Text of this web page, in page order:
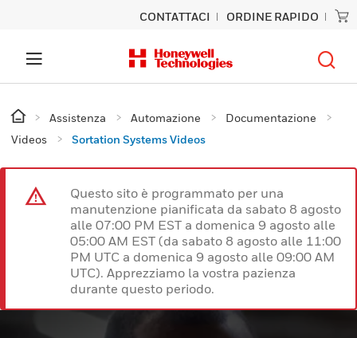
CONTATTACI ORDINE RAPIDO
Assistenza Automazione
Documentazione
Videos
Sortation Systems Videos
Questo sito è programmato per una
manutenzione pianificata da sabato 8 agosto
alle 07:00 PM EST a domenica 9 agosto alle
05:00 AM EST (da sabato 8 agosto alle 11:00
PM UTC a domenica 9 agosto alle 09:00 AM
UTC). Apprezziamo la vostra pazienza
durante questo periodo.